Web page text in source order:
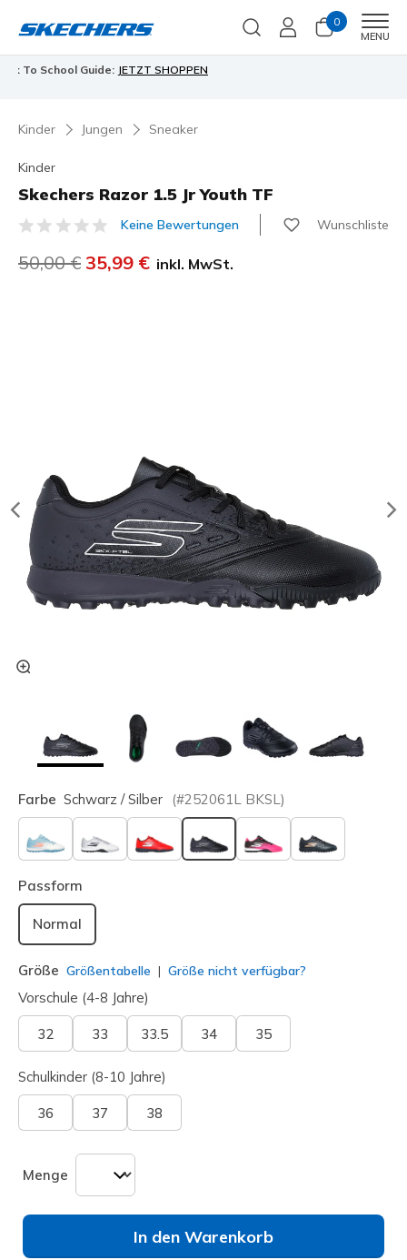
0
MENU
90 Tage kostenlose Rückgabe
Kinder Jungen Sneaker
Kinder
Skechers Razor 1.5 Jr Youth TF
4,6 von 5 Kundenbewertungen
Keine Bewertungen Wunschliste
Reduziert von
50,00 € auf
35,99 € inkl. MwSt.
Farbe Schwarz / Silber (#252061L BKSL)
ausgewählt
Passform
Normal
Größe Größentabelle Größe nicht verfügbar?
Vorschule (4-8 Jahre)
32 33 33.5 34 35
Schulkinder (8-10 Jahre)
36 37 38
Menge
In den Warenkorb